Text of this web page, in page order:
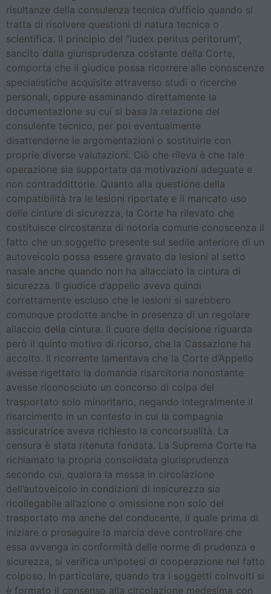
risultanze della consulenza tecnica d’ufficio quando si
tratta di risolvere questioni di natura tecnica o
scientifica. Il principio del “iudex peritus peritorum”,
sancito dalla giurisprudenza costante della Corte,
comporta che il giudice possa ricorrere alle conoscenze
specialistiche acquisite attraverso studi o ricerche
personali, oppure esaminando direttamente la
documentazione su cui si basa la relazione del
consulente tecnico, per poi eventualmente
disattenderne le argomentazioni o sostituirle con
proprie diverse valutazioni. Ciò che rileva è che tale
operazione sia supportata da motivazioni adeguate e
non contraddittorie. Quanto alla questione della
compatibilità tra le lesioni riportate e il mancato uso
delle cinture di sicurezza, la Corte ha rilevato che
costituisce circostanza di notoria comune conoscenza il
fatto che un soggetto presente sul sedile anteriore di un
autoveicolo possa essere gravato da lesioni al setto
nasale anche quando non ha allacciato la cintura di
sicurezza. Il giudice d’appello aveva quindi
correttamente escluso che le lesioni si sarebbero
comunque prodotte anche in presenza di un regolare
allaccio della cintura. Il cuore della decisione riguarda
però il quinto motivo di ricorso, che la Cassazione ha
accolto. Il ricorrente lamentava che la Corte d’Appello
avesse rigettato la domanda risarcitoria nonostante
avesse riconosciuto un concorso di colpa del
trasportato solo minoritario, negando integralmente il
risarcimento in un contesto in cui la compagnia
assicuratrice aveva richiesto la concorsualità. La
censura è stata ritenuta fondata. La Suprema Corte ha
richiamato la propria consolidata giurisprudenza
secondo cui, qualora la messa in circolazione
dell’autoveicolo in condizioni di insicurezza sia
ricollegabile all’azione o omissione non solo del
trasportato ma anche del conducente, il quale prima di
iniziare o proseguire la marcia deve controllare che
essa avvenga in conformità delle norme di prudenza e
sicurezza, si verifica un’ipotesi di cooperazione nel fatto
colposo. In particolare, quando tra i soggetti coinvolti si
è formato il consenso alla circolazione medesima con